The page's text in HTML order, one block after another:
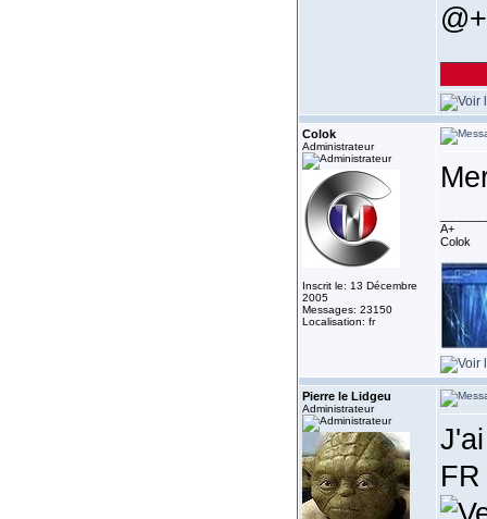
@+
Colok
Administrateur
Inscrit le: 13 Décembre
2005
Messages: 23150
Localisation: fr
A+
Colok
Pierre le Lidgeu
Administrateur